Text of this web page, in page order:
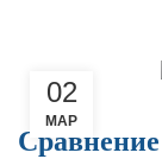
02
МАР